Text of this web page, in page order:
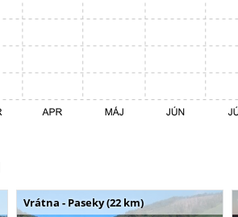
Vrátna - Paseky (22 km)